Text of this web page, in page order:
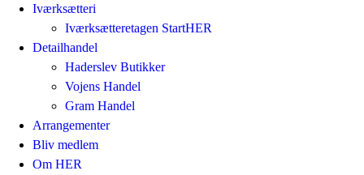
Iværksætteri
Iværksætteretagen StartHER
Detailhandel
Haderslev Butikker
Vojens Handel
Gram Handel
Arrangementer
Bliv medlem
Om HER